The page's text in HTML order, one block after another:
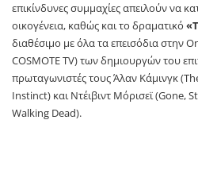
επικίνδυνες συμμαχίες απειλούν να
οικογένεια, καθώς και το δραματικό
διαθέσιμο με όλα τα επεισόδια στην
COSMOTE TV) των δημιουργών του
πρωταγωνιστές τους Άλαν Κάμινγκ
Instinct) και Ντέιβιντ Μόρισεϊ (Gone,
Walking Dead).